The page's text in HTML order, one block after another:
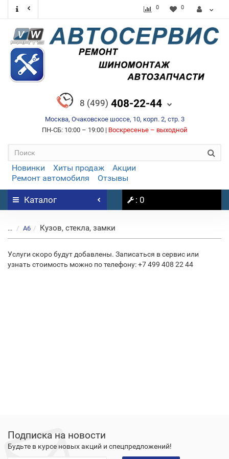
0 0
8 (499) 408-22-44
Москва, Очаковское шоссе, 10, корп. 2, стр. 3
ПН-СБ: 10:00 – 19:00 | Воскресенье – выходной
Новинки Хиты продаж
Акции
Ремонт автомобиля
Отзывы
Каталог : 0
... A6 Кузов, стекла, замки
Услуги скоро будут добавлены. Записаться в сервис или
узнать стоимость можно по телефону: +7 499 408 22 44
Подписка на новости
Будьте в курсе новых акций и спецпредложений!